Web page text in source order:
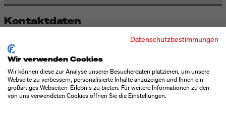
Kontaktdaten
Vorname
Nachname
Datenschutzbestimmungen
Wir verwenden Cookies
Wir können diese zur Analyse unserer Besucherdaten platzieren, um unsere
Webseite zu verbessern, personalisierte Inhalte anzuzeigen und Ihnen ein
großartiges Webseiten-Erlebnis zu bieten. Für weitere Informationen zu den
von uns verwendeten Cookies öffnen Sie die Einstellungen.